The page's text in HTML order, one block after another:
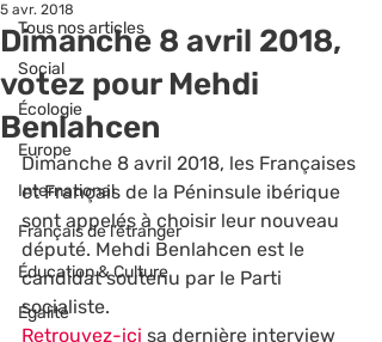
Tous nos articles
Social
Écologie
Europe
International
Français de l’étranger
Éducation & Culture
Égalité
Dimanche 8 avril 2018,
votez pour Mehdi
Benlahcen
5 avr. 2018
Dimanche 8 avril 2018, les Françaises
et Français de la Péninsule ibérique
sont appelés à choisir leur nouveau
député. Mehdi Benlahcen est le
candidat soutenu par le Parti
socialiste.
Retrouvez-ici sa dernière interview